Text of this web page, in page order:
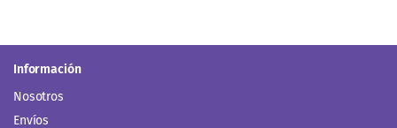
Información
Nosotros
Envíos